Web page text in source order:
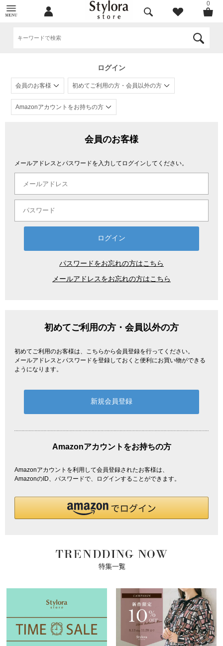
0
ログイン
会員のお客様 初めてご利用の方・会員以外の方
Amazonアカウントをお持ちの方
会員のお客様
メールアドレスとパスワードを入力してログインしてください。
パスワードをお忘れの方はこちら
メールアドレスをお忘れの方はこちら
初めてご利用の方・会員以外の方
初めてご利用のお客様は、こちらから会員登録を行ってください。
メールアドレスとパスワードを登録しておくと便利にお買い物ができる
ようになります。
Amazonアカウントをお持ちの方
Amazonアカウントを利用して会員登録されたお客様は、
AmazonのID、パスワードで、ログインすることができます。